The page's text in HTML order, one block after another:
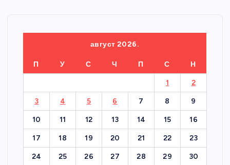
август 2026.
П У С Ч П С Н
1 2
3 4 5 6 7 8 9
10 11 12 13 14 15 16
17 18 19 20 21 22 23
24 25 26 27 28 29 30